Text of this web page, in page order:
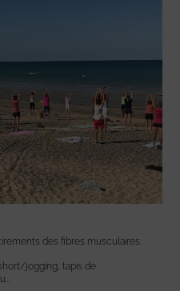
des fibres musculaires.
jogging, tapis de